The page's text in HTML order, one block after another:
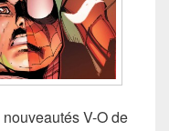
V-O de